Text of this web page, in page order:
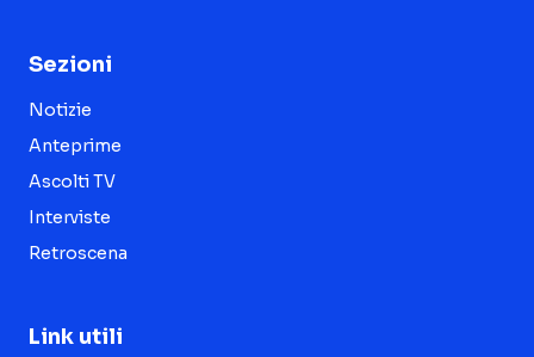
Sezioni
Notizie
Anteprime
Ascolti TV
Interviste
Retroscena
Link utili